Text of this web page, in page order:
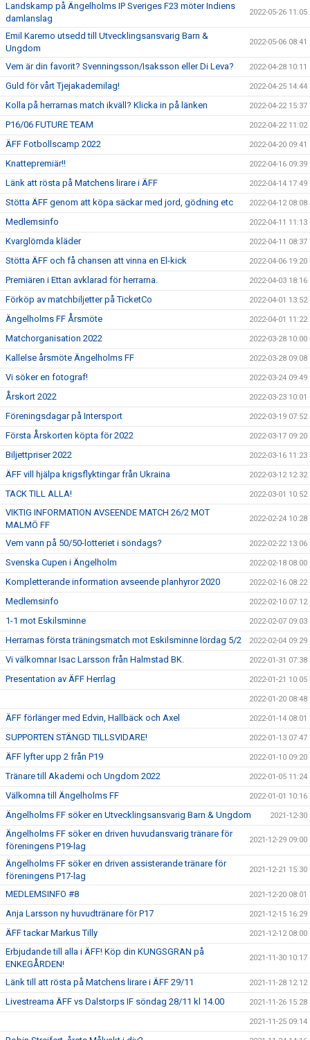
Landskamp på Ängelholms IP Sveriges F23 möter Indiens
damlanslag
2022-05-26 11:05
Emil Karemo utsedd till Utvecklingsansvarig Barn &
Ungdom
2022-05-06 08:41
Vem är din favorit? Svenningsson/Isaksson eller Di Leva? 2022-04-28 10:11
Guld för vårt Tjejakademilag! 2022-04-25 14:44
Kolla på herrarnas match ikväll? Klicka in på länken 2022-04-22 15:37
P16/06 FUTURE TEAM 2022-04-22 11:02
ÄFF Fotbollscamp 2022 2022-04-20 09:41
Knattepremiär!! 2022-04-16 09:39
Länk att rösta på Matchens lirare i ÄFF 2022-04-14 17:49
Stötta ÄFF genom att köpa säckar med jord, gödning etc 2022-04-12 08:08
Medlemsinfo 2022-04-11 11:13
Kvarglömda kläder 2022-04-11 08:37
Stötta ÄFF och få chansen att vinna en El-kick 2022-04-06 19:20
Premiären i Ettan avklarad för herrarna. 2022-04-03 18:16
Förköp av matchbiljetter på TicketCo 2022-04-01 13:52
Ängelholms FF Årsmöte 2022-04-01 11:22
Matchorganisation 2022 2022-03-28 10:00
Kallelse årsmöte Ängelholms FF 2022-03-28 09:08
Vi söker en fotograf! 2022-03-24 09:49
Årskort 2022 2022-03-23 10:01
Föreningsdagar på Intersport 2022-03-19 07:52
Första Årskorten köpta för 2022 2022-03-17 09:20
Biljettpriser 2022 2022-03-16 11:23
ÄFF vill hjälpa krigsflyktingar från Ukraina 2022-03-12 12:32
TACK TILL ALLA! 2022-03-01 10:52
VIKTIG INFORMATION AVSEENDE MATCH 26/2 MOT
MALMÖ FF
2022-02-24 10:28
Vem vann på 50/50-lotteriet i söndags? 2022-02-22 13:06
Svenska Cupen i Ängelholm 2022-02-18 08:00
Kompletterande information avseende planhyror 2020 2022-02-16 08:22
Medlemsinfo 2022-02-10 07:12
1-1 mot Eskilsminne 2022-02-07 09:03
Herrarnas första träningsmatch mot Eskilsminne lördag 5/2 2022-02-04 09:29
Vi välkomnar Isac Larsson från Halmstad BK. 2022-01-31 07:38
Presentation av ÄFF Herrlag 2022-01-21 10:05
2022-01-20 08:48
ÄFF förlänger med Edvin, Hallbäck och Axel 2022-01-14 08:01
SUPPORTEN STÄNGD TILLSVIDARE! 2022-01-13 07:47
ÄFF lyfter upp 2 från P19 2022-01-10 09:20
Tränare till Akademi och Ungdom 2022 2022-01-05 11:24
Välkomna till Ängelholms FF 2022-01-01 10:16
Ängelholms FF söker en Utvecklingsansvarig Barn & Ungdom 2021-12-30
Ängelholms FF söker en driven huvudansvarig tränare för
föreningens P19-lag
2021-12-29 09:00
Ängelholms FF söker en driven assisterande tränare för
föreningens P17-lag
2021-12-21 15:30
MEDLEMSINFO #8 2021-12-20 08:01
Anja Larsson ny huvudtränare för P17 2021-12-15 16:29
ÄFF tackar Markus Tilly 2021-12-12 08:00
Erbjudande till alla i ÄFF! Köp din KUNGSGRAN på
ENKEGÅRDEN!
2021-11-30 10:17
Länk till att rösta på Matchens lirare i ÄFF 29/11 2021-11-28 12:12
Livestreama ÄFF vs Dalstorps IF söndag 28/11 kl 14.00 2021-11-26 15:28
2021-11-25 09:14